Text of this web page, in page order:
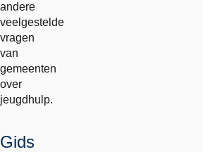
andere
veelgestelde
vragen
van
gemeenten
over
jeugdhulp.
Gids